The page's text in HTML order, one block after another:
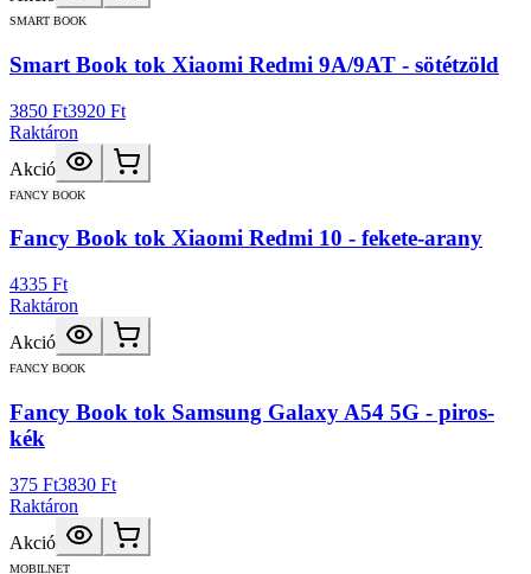
SMART BOOK
Smart Book tok Xiaomi Redmi 9A/9AT - sötétzöld
3850 Ft3920 Ft
Raktáron
Akció
FANCY BOOK
Fancy Book tok Xiaomi Redmi 10 - fekete-arany
4335 Ft
Raktáron
Akció
FANCY BOOK
Fancy Book tok Samsung Galaxy A54 5G - piros-
kék
375 Ft3830 Ft
Raktáron
Akció
MOBILNET